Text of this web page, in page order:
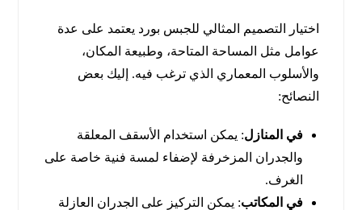
اختيار التصميم المثالي للجبس بورد يعتمد على عدة
عوامل مثل المساحة المتاحة، وطبيعة المكان،
والأسلوب المعماري الذي ترغب فيه. إليك بعض
النصائح:
في المنازل: يمكن استخدام الأسقف المعلقة
والجدران المزخرفة لإضفاء لمسة فنية خاصة على
الغرف.
في المكاتب: يمكن التركيز على الجدران العازلة